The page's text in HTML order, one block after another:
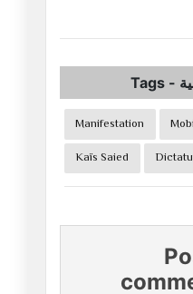
Tags-
Manifestation
Kaïs Saied